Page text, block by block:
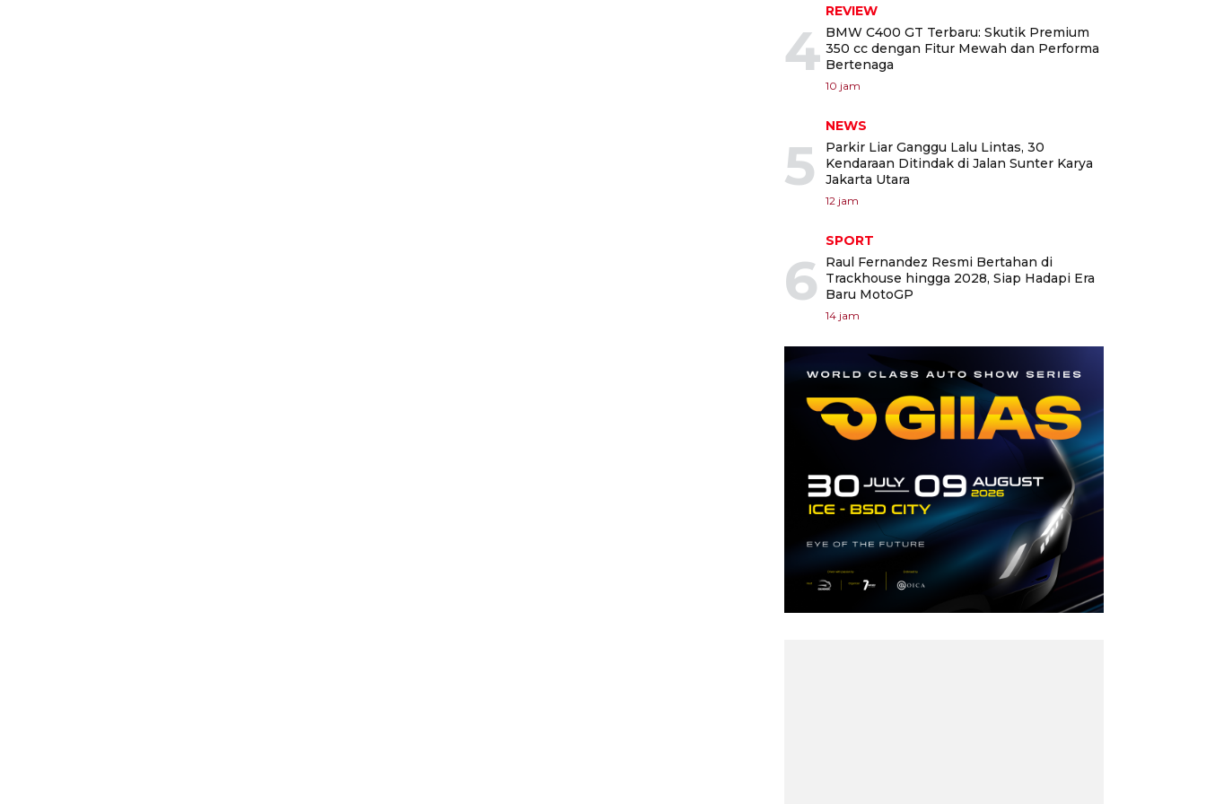
4
REVIEW
BMW C400 GT Terbaru: Skutik Premium
350 cc dengan Fitur Mewah dan Performa
Bertenaga
10 jam
5
NEWS
Parkir Liar Ganggu Lalu Lintas, 30
Kendaraan Ditindak di Jalan Sunter Karya
Jakarta Utara
12 jam
6
SPORT
Raul Fernandez Resmi Bertahan di
Trackhouse hingga 2028, Siap Hadapi Era
Baru MotoGP
14 jam